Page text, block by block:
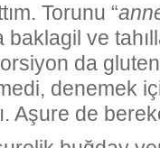
Torunu “
ve
da
denemek
Aşure de